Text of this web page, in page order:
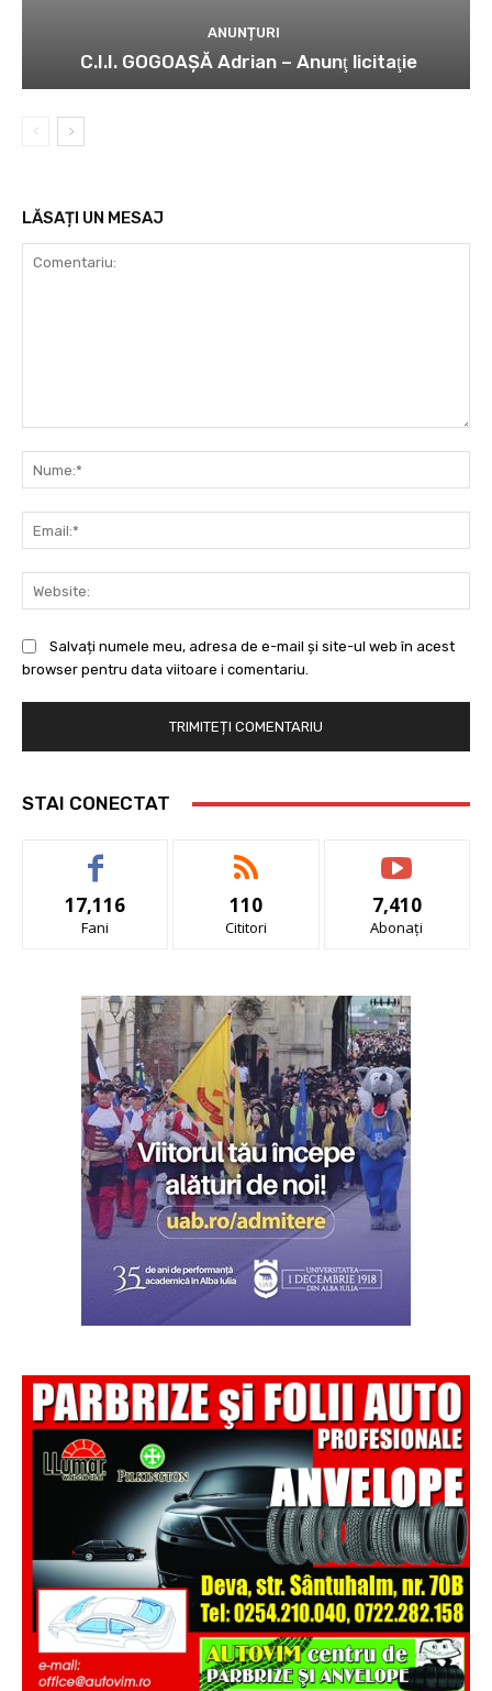
ANUNȚURI
C.I.I. GOGOAŞĂ Adrian – Anunţ licitaţie
LĂSAȚI UN MESAJ
Salvați numele meu, adresa de e-mail și site-ul web în acest
browser pentru data viitoare i comentariu.
STAI CONECTAT
17,116
Fani
110
Cititori
7,410
Abonați